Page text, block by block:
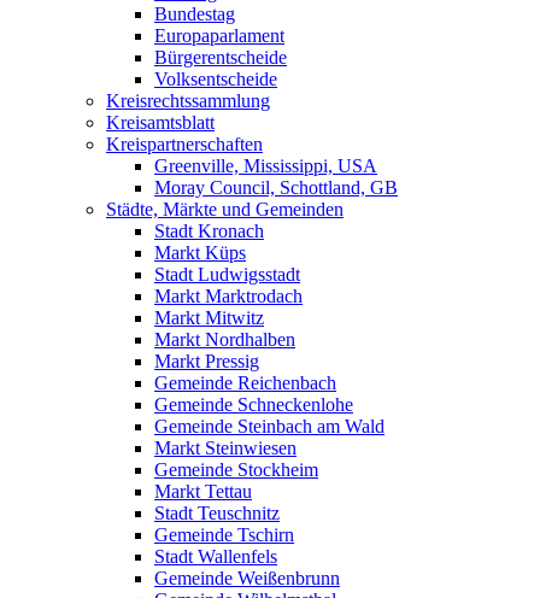
Bundestag
Europaparlament
Bürgerentscheide
Volksentscheide
Kreisrechtssammlung
Kreisamtsblatt
Kreispartnerschaften
Greenville, Mississippi, USA
Moray Council, Schottland, GB
Städte, Märkte und Gemeinden
Stadt Kronach
Markt Küps
Stadt Ludwigsstadt
Markt Marktrodach
Markt Mitwitz
Markt Nordhalben
Markt Pressig
Gemeinde Reichenbach
Gemeinde Schneckenlohe
Gemeinde Steinbach am Wald
Markt Steinwiesen
Gemeinde Stockheim
Markt Tettau
Stadt Teuschnitz
Gemeinde Tschirn
Stadt Wallenfels
Gemeinde Weißenbrunn